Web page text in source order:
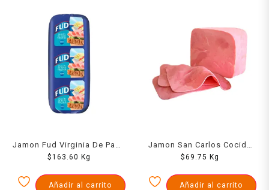
Jamon Fud Virginia De Pavo
1000 Grs
$163.60 Kg
Añadir al carrito
Jamon San Carlos Cocido
1000 Grs
$69.75 Kg
Añadir al carrito